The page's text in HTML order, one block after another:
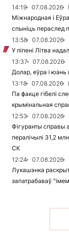
14:19
07.08.2026
Міжнародная і
спыніць пераслед
13:58
07.08.2026
У ліпені Літва
13:37
07.08.2026
Долар, еўра і юань
13:18
07.08.2026
Па факце гібелі
крымінальная
12:53
07.08.2026
Фігуранты справы
пералічылі 31,2
СК
12:24
07.08.2026
Лукашэнка
запатрабаваў